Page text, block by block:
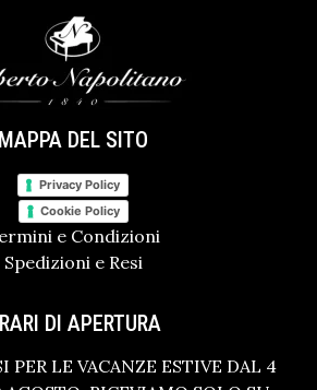
MAPPA DEL SITO
Privacy Policy
Cookie Policy
e Condizioni
Spedizioni e Resi
DI APERTURA
PER LE VACANZE ESTIVE DAL 4